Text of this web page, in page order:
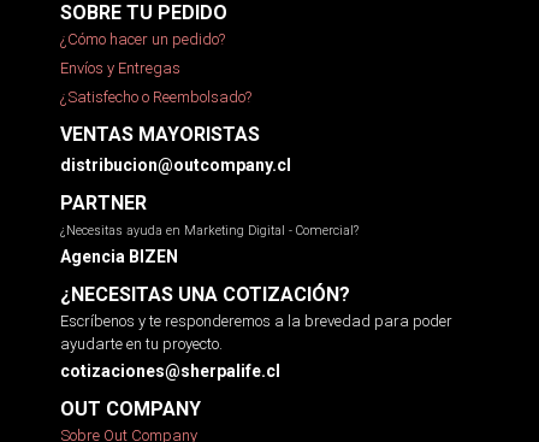
SOBRE TU PEDIDO
¿Cómo hacer un pedido?
Envíos y Entregas
¿Satisfecho o Reembolsado?
VENTAS MAYORISTAS
distribucion@outcompany.cl
PARTNER
¿Necesitas ayuda en Marketing Digital - Comercial?
Agencia BIZEN
¿NECESITAS UNA COTIZACIÓN?
Escríbenos y te responderemos a la brevedad para poder
ayudarte en tu proyecto.
cotizaciones@sherpalife.cl
OUT COMPANY
Sobre Out Company